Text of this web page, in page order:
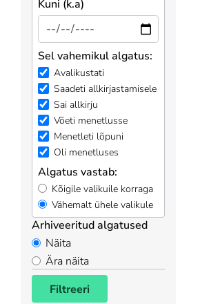
Kuni (k.a)
Sel vahemikul algatus:
Avalikustati
Saadeti allkirjastamisele
Sai allkirju
Võeti menetlusse
Menetleti lõpuni
Oli menetluses
Algatus vastab:
Kõigile valikuile korraga
Vähemalt ühele valikule
Arhiveeritud algatused
Näita
Ära näita
Filtreeri